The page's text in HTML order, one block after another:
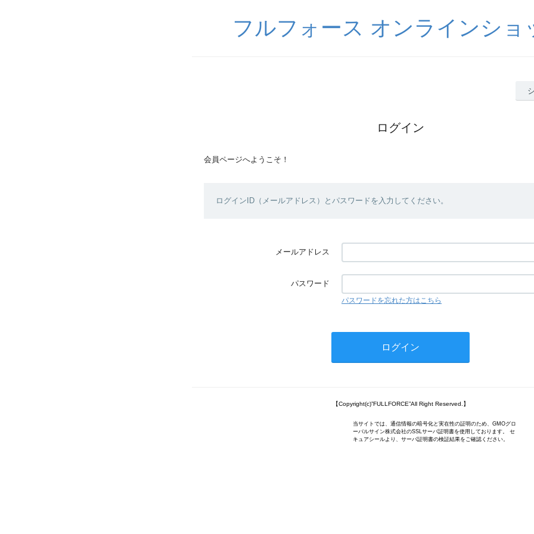
フルフォース オンラインショ
ログイン
会員ページへようこそ！
ログインID（メールアドレス）とパスワードを入力してください。
メールアドレス
パスワード
パスワードを忘れた方はこちら
【Copyright(c)”FULLFORCE”All Right Reserved.】
当サイトでは、通信情報の暗号化と実在性の証明のため、GMOグロ
ーバルサイン株式会社のSSLサーバ証明書を使用しております。 セ
キュアシールより、サーバ証明書の検証結果をご確認ください。